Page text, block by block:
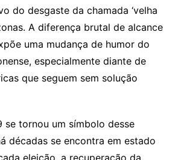
do desgaste da chamada ‘velha
A diferença brutal de alcance
uma mudança de humor do
especialmente diante de
que seguem sem solução
se tornou um símbolo desse
décadas se encontra em estado
eleição, a recuperação da